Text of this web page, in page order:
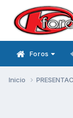
Foros
Inicio